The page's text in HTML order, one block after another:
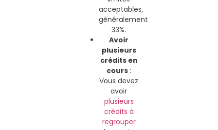
acceptables,
généralement
33%.
Avoir
plusieurs
crédits en
cours:
Vous devez
avoir
plusieurs
crédits à
regrouper